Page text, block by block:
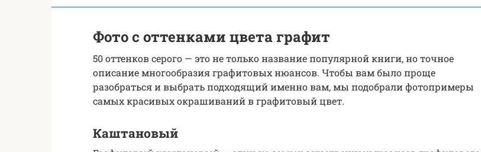
Фото с оттенками цвета графит
50 оттенков серого — это не только название популярной книги, но точное
описание многообразия графитовых нюансов. Чтобы вам было проще
разобраться и выбрать подходящий именно вам, мы подобрали фотопримеры
самых красивых окрашиваний в графитовый цвет.
Каштановый